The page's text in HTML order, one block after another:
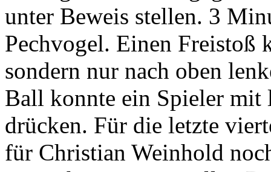
unter Beweis stellen. 3
Pechvogel. Einen Freistoß
sondern nur nach oben
Ball konnte ein Spieler mit
drücken. Für die letzte
für Christian Weinhold